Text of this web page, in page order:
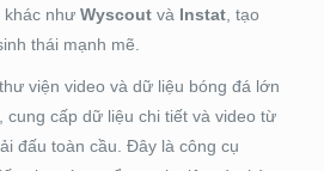
khác như Wyscoutvà Instat, tạo
thái mạnh mẽ.
viện video và dữ liệu bóng đá lớn
cung cấp dữ liệu chi tiết và video từ
đấu toàn cầu. Đây là công cụ